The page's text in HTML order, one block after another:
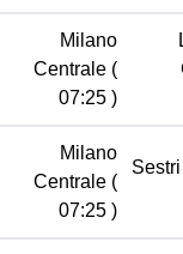
Milano
Centrale (
07:25 )
Milano
Centrale (
07:25 )